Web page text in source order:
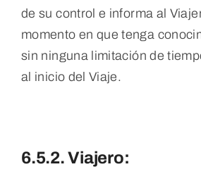
de su control e informa al
momento en que tenga
sin ninguna limitación de
al inicio del Viaje.
6.5.2. Viajero: